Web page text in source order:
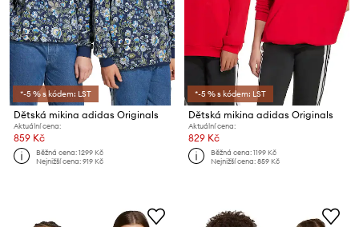
*-5 % s kódem: LST
Dětská mikina adidas Originals
Aktuální cena:
859 Kč
Běžná cena:1299 Kč
Nejnižší cena:919 Kč
*-5 % s kódem: LST
Dětská mikina adidas Originals
Aktuální cena:
829 Kč
Běžná cena:1199 Kč
Nejnižší cena:859 Kč